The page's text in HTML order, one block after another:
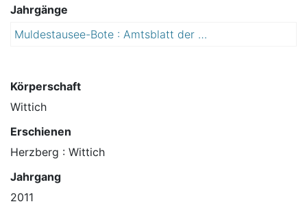
Jahrgänge
Muldestausee-Bote : Amtsblatt der Gemeinde Muldestausee mit ihren Ortsteilen Burgkemnitz, Friedersdorf, Gossa, Gröbern, Krina, Mühlbeck, Muldenstein, Plodda, Pouch, Rösa-Brösa, Schlaitz, Schmerz, Schwemsal
Körperschaft
Wittich
Erschienen
Herzberg : Wittich
Jahrgang
2011